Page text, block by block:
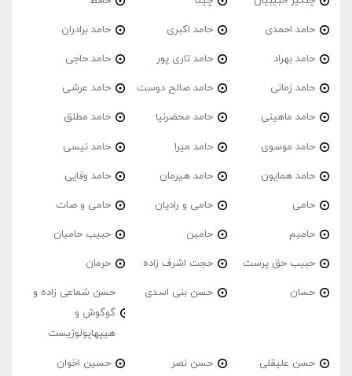
حامد احمدی حامد اکبری حامد برادران
حامد بهراد حامد تاری پور حامد حاجی
حامد زمانی حامد صالح دوست حامد عرشی
حامد ماهینی حامد محضرنیا حامد مطلق
حامد موسوی حامد میرا حامد نیسی
حامد همایون حامد هیرمان حامد وفایی
حامی حامی و رادیان حامی و صات
حامیم حامین حبیب حامیان
حبیب حق پرست حجت اشرف زاده حرمان
حسان حسن بنی اسدی
حسن شماعی زاده و
گوگوش و
هیپهاپولوژیست
حسن علیقلی حسن نصر حسین اخوان